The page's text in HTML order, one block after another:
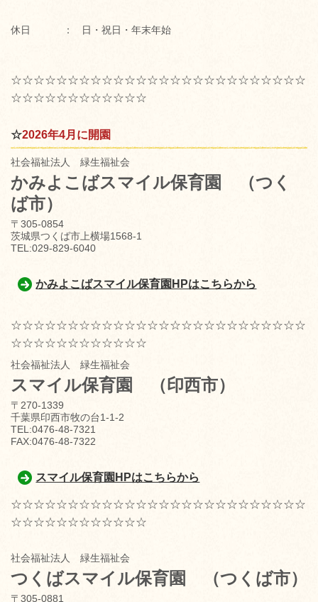
休日 ： 日・祝日・年末年始
☆☆☆☆☆☆☆☆☆☆☆☆☆☆☆☆☆☆☆☆☆☆☆☆☆☆
☆☆☆☆☆☆☆☆☆☆☆☆
☆2026年4月に開園
社会福祉法人 緑生福祉会
かみよこばスマイル保育園
（つく
ば市）
〒305-0854
茨城県つくば市上横場1568-1
TEL:029-829-6040
かみよこばスマイル保育園HPはこちらから
☆☆☆☆☆☆☆☆☆☆☆☆☆☆☆☆☆☆☆☆☆☆☆☆☆☆
☆☆☆☆☆☆☆☆☆☆☆☆
社会福祉法人 緑生福祉会
スマイル保育園 （印西市）
〒270-1339
千葉県印西市牧の台1-1-2
TEL:0476-48-7321
FAX:0476-48-7322
スマイル保育園HPはこちらから
☆☆☆☆☆☆☆☆☆☆☆☆☆☆☆☆☆☆☆☆☆☆☆☆☆☆
☆☆☆☆☆☆☆☆☆☆☆☆
社会福祉法人 緑生福祉会
つくばスマイル保育園 （つくば市）
〒305-0881